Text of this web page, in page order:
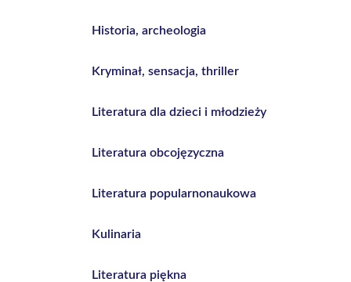
Historia, archeologia
Kryminał, sensacja, thriller
Literatura dla dzieci i młodzieży
Literatura obcojęzyczna
Literatura popularnonaukowa
Kulinaria
Literatura piękna